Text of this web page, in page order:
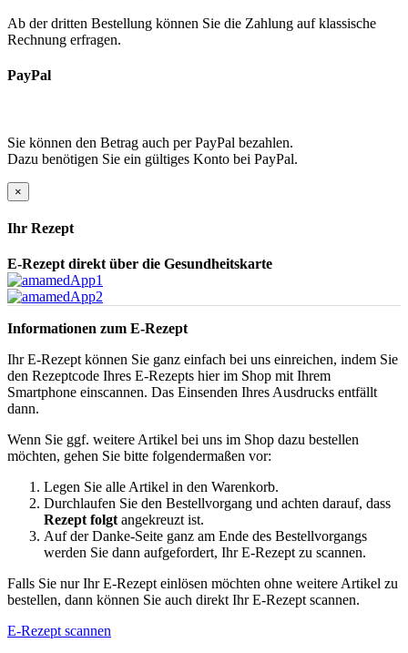
Ab der dritten Bestellung können Sie die Zahlung auf klassische
Rechnung erfragen.
PayPal
Sie können den Betrag auch per PayPal bezahlen.
Dazu benötigen Sie ein gültiges Konto bei PayPal.
×
Ihr Rezept
E-Rezept direkt über die Gesundheitskarte
Informationen zum E-Rezept
Ihr E-Rezept können Sie ganz einfach bei uns einreichen, indem Sie
den Rezeptcode Ihres E-Rezepts hier im Shop mit Ihrem
Smartphone einscannen. Das Einsenden Ihres Ausdrucks entfällt
dann.
Wenn Sie ggf. weitere Artikel bei uns im Shop dazu bestellen
möchten, gehen Sie bitte folgendermaßen vor:
Legen Sie alle Artikel in den Warenkorb.
Durchlaufen Sie den Bestellvorgang und achten darauf, dass
Rezept folgt angekreuzt ist.
Auf der Danke-Seite ganz am Ende des Bestellvorgangs
werden Sie dann aufgefordert, Ihr E-Rezept zu scannen.
Falls Sie nur Ihr E-Rezept einlösen möchten ohne weitere Artikel zu
bestellen, dann können Sie auch direkt Ihr E-Rezept scannen.
E-Rezept scannen